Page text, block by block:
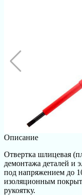
Описание
Отвертка шлицевая
демонтажа деталей и
под напряжением до
изоляционным
рукоятку.